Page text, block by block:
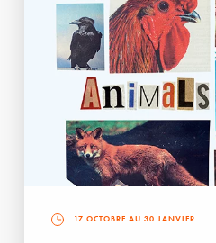
17 OCTOBRE AU 30 JANVIER